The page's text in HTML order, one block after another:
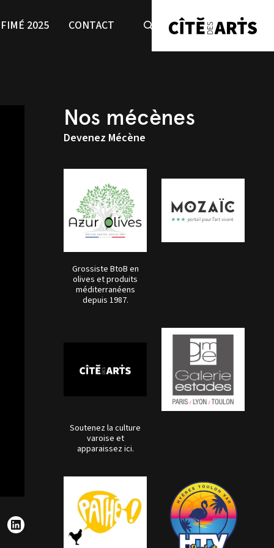
FIMÉ 2025 CONTACT
Nos mécènes
Devenez Mécène
Grossiste BtoB en
olives et produits
méditerranéens
depuis 1987.
Soutenez la culture
varoise et
apparaissez ici.